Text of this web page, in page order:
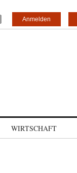
Anmelden
WIRTSCHAFT